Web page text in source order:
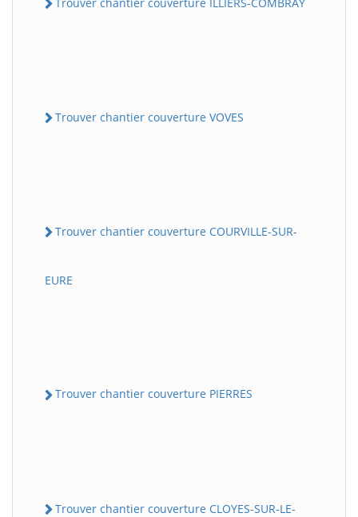
Trouver chantier couverture VOVES
Trouver chantier couverture COURVILLE-SUR-
EURE
Trouver chantier couverture PIERRES
Trouver chantier couverture CLOYES-SUR-LE-